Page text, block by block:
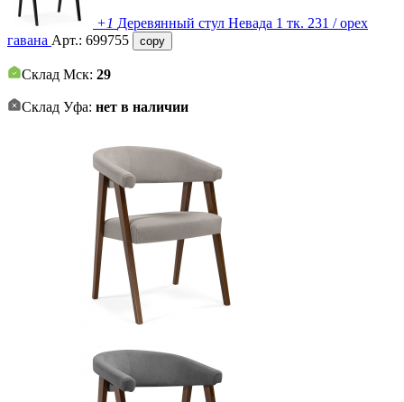
+1 Деревянный стул Невада 1 тк. 231 / орех
гавана Арт.: 699755 copy
Склад Мск: 29
Склад Уфа: нет в наличии